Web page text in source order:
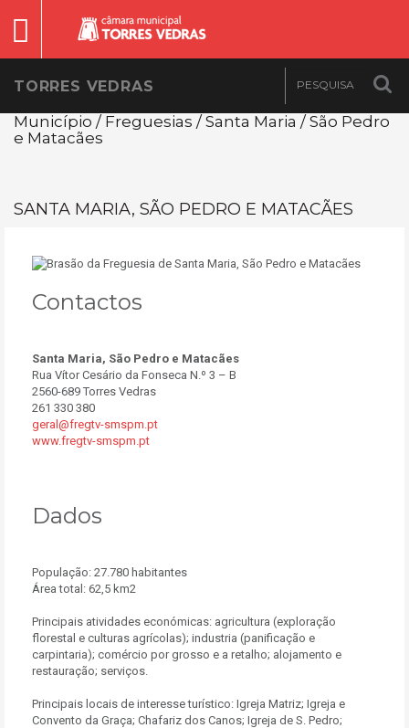
TORRES VEDRAS
Município / Freguesias / Santa Maria / São Pedro
e Matacães
SANTA MARIA, SÃO PEDRO E MATACÃES
Contactos
Santa Maria, São Pedro e Matacães
Rua Vítor Cesário da Fonseca N.º 3 – B
2560-689 Torres Vedras
261 330 380
geral@fregtv-smspm.pt
www.fregtv-smspm.pt
Dados
População: 27.780 habitantes
Área total: 62,5 km2
Principais atividades económicas: agricultura (exploração
florestal e culturas agrícolas); industria (panificação e
carpintaria); comércio por grosso e a retalho; alojamento e
restauração; serviços.
Principais locais de interesse turístico: Igreja Matriz; Igreja e
Convento da Graça; Chafariz dos Canos; Igreja de S. Pedro;